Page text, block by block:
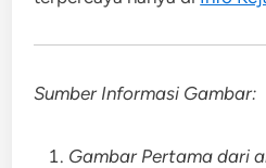
Sumber Informasi Gambar:
Gambar Pertama dari